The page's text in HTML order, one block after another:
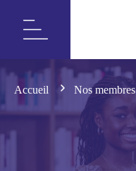
Accueil Nos membres